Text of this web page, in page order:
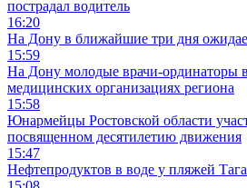
пострадал водитель
16:20
На Дону в ближайшие три дня
15:59
На Дону молодые врачи-ординаторы
медицинских организациях региона
15:58
Юнармейцы Ростовской области
посвященном десятилетию движения
15:47
Нефтепродуктов в воде у пляжей